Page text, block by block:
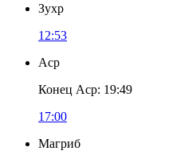
Зухр
12:53
Аср
Конец Аср: 19:49
17:00
Магриб